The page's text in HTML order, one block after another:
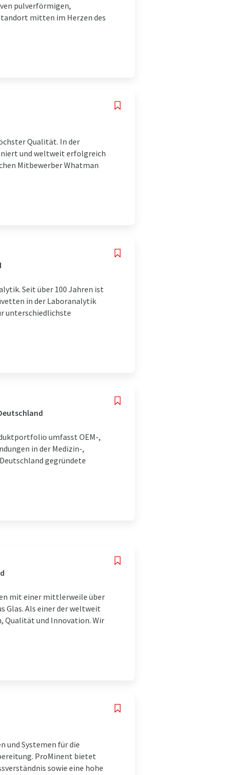
pulverförmigen,
mitten im Herzen des
Qualität. In der
und weltweit erfolgreich
Mitbewerber Whatman
Seit über 100 Jahren ist
in der Laboranalytik
unterschiedlichste
umfasst OEM-,
in der Medizin-,
gegründete
mit einer mittlerweile über
Glas. Als einer der weltweit
Qualität und Innovation. Wir
und Systemen für die
ProMinent bietet
sowie eine hohe